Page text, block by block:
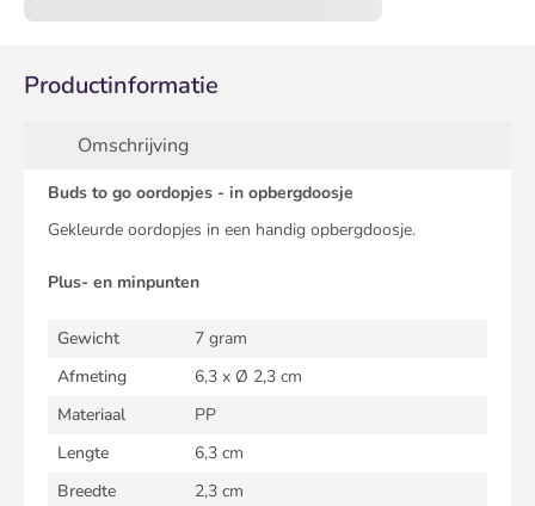
Productinformatie
Omschrijving
Buds to go oordopjes - in opbergdoosje
Gekleurde oordopjes in een handig opbergdoosje.
Plus- en minpunten
Gewicht
7 gram
Afmeting
6,3 x Ø 2,3 cm
Materiaal
PP
Lengte
6,3 cm
Breedte
2,3 cm